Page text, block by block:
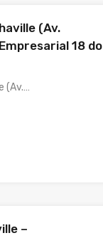
(Av.
18 do
(Av.…
–